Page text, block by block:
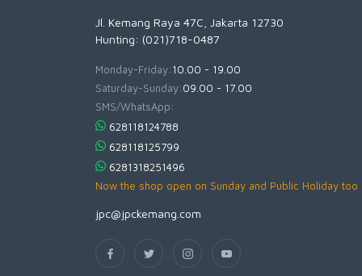
Jl. Kemang Raya 47C, Jakarta 12730
Hunting: (021)718-0487
Monday-Friday:10.00 - 19.00
Saturday-Sunday:09.00 - 17.00
SMS/WhatsApp:
628118124788
628118125799
6281318251496
Now the shop open on Sunday and Public Holiday too
jpc@jpckemang.com